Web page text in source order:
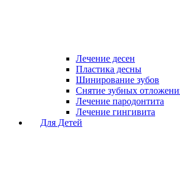
Лечение десен
Пластика десны
Шинирование зубов
Снятие зубных
Лечение пародонтита
Лечение гингивита
Для Детей